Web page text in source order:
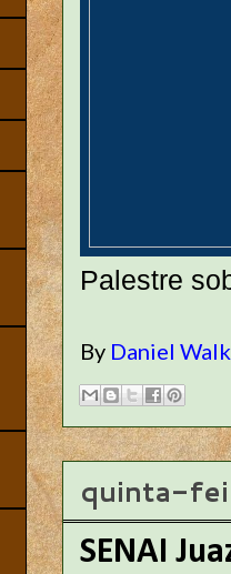
Palestre
By Daniel
quinta-
SENAI